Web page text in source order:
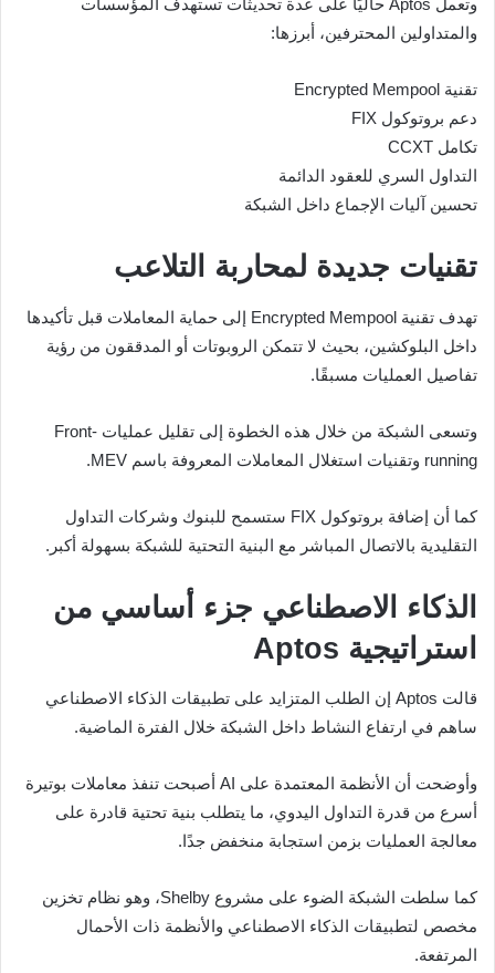
وتعمل Aptos حاليًا على عدة تحديثات تستهدف المؤسسات
والمتداولين المحترفين، أبرزها:
تقنية Encrypted Mempool
دعم بروتوكول FIX
تكامل CCXT
التداول السري للعقود الدائمة
تحسين آليات الإجماع داخل الشبكة
تقنيات جديدة لمحاربة التلاعب
تهدف تقنية Encrypted Mempool إلى حماية المعاملات قبل تأكيدها
داخل البلوكشين، بحيث لا تتمكن الروبوتات أو المدققون من رؤية
تفاصيل العمليات مسبقًا.
وتسعى الشبكة من خلال هذه الخطوة إلى تقليل عمليات Front-
running وتقنيات استغلال المعاملات المعروفة باسم MEV.
كما أن إضافة بروتوكول FIX ستسمح للبنوك وشركات التداول
التقليدية بالاتصال المباشر مع البنية التحتية للشبكة بسهولة أكبر.
الذكاء الاصطناعي جزء أساسي من
استراتيجية Aptos
قالت Aptos إن الطلب المتزايد على تطبيقات الذكاء الاصطناعي
ساهم في ارتفاع النشاط داخل الشبكة خلال الفترة الماضية.
وأوضحت أن الأنظمة المعتمدة على AI أصبحت تنفذ معاملات بوتيرة
أسرع من قدرة التداول اليدوي، ما يتطلب بنية تحتية قادرة على
معالجة العمليات بزمن استجابة منخفض جدًا.
كما سلطت الشبكة الضوء على مشروع Shelby، وهو نظام تخزين
مخصص لتطبيقات الذكاء الاصطناعي والأنظمة ذات الأحمال
المرتفعة.